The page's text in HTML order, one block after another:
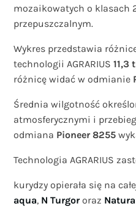
mozaikowatych o klasach
przepuszczalnym.
Wykres przedstawia
technologii AGRARIUS 11,3
różnicę widać w odmianie
Średnia wilgotność
atmosferycznymi i
odmiana Pioneer 8255
Technologia AGRARIUS
kurydzy opierała się na
aqua, N Turgororaz